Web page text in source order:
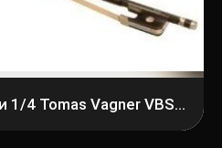
Смычок для скрипки 1/4 Tomas Vagner VBS 1/4